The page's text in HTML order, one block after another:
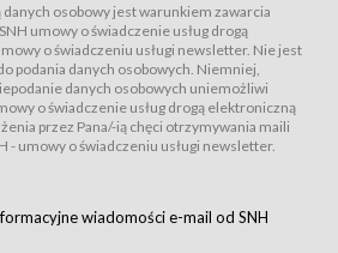
korzystania z Serwisu jest zobowiązany
Założenie konta w Serwisie oraz zamówienie
przeznaczonego do tego formularza
Serwisu dostępnych dla wszystkich
akceptacji postanowień Regulaminu.
jest do przestrzegania postanowień Regulaminu
z Serwisu.
Usługobiorcom nieodpłatnie za
z Usług
danych osobowy jest warunkiem zawarcia
umowy o świadczenie usług drogą
o świadczeniu usługi newsletter. Nie jest
podania danych osobowych. Niemniej,
danych osobowych uniemożliwi
o świadczenie usług drogą elektroniczną
przez Pana/-ią chęci otrzymywania maili
- umowy o świadczeniu usługi newsletter.
wiadomości e-mail od SNH